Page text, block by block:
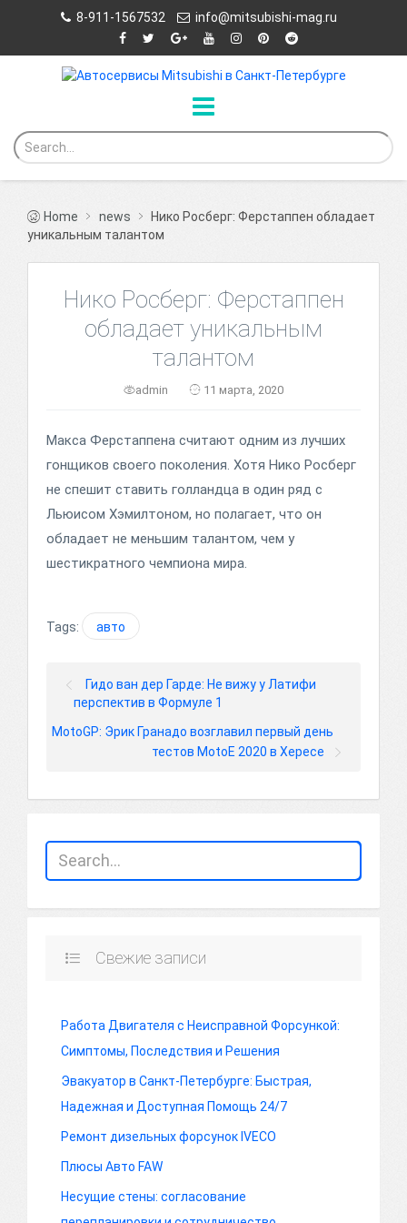
8-911-1567532 info@mitsubishi-mag.ru
Home news
Нико Росберг: Ферстаппен обладает
уникальным талантом
Нико Росберг: Ферстаппен
обладает уникальным
талантом
admin 11 марта, 2020
Макса Ферстаппена считают одним из лучших
гонщиков своего поколения. Хотя Нико Росберг
не спешит ставить голландца в один ряд с
Льюисом Хэмилтоном, но полагает, что он
обладает не меньшим талантом, чем у
шестикратного чемпиона мира.
Tags: авто
Гидо ван дер Гарде: Не вижу у Латифи
перспектив в Формуле 1
MotoGP: Эрик Гранадо возглавил первый день
тестов MotoE 2020 в Хересе
Свежие записи
Работа Двигателя с Неисправной Форсункой:
Симптомы, Последствия и Решения
Эвакуатор в Санкт-Петербурге: Быстрая,
Надежная и Доступная Помощь 24/7
Ремонт дизельных форсунок IVECO
Плюсы Авто FAW
Несущие стены: согласование